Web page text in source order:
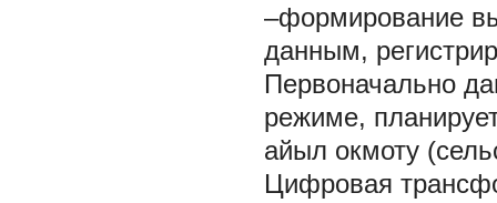
–формирование
данным,
Первоначально
режиме,
айыл окмоту
Цифровая